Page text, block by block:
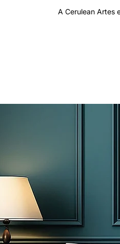
A Cerulean Artes